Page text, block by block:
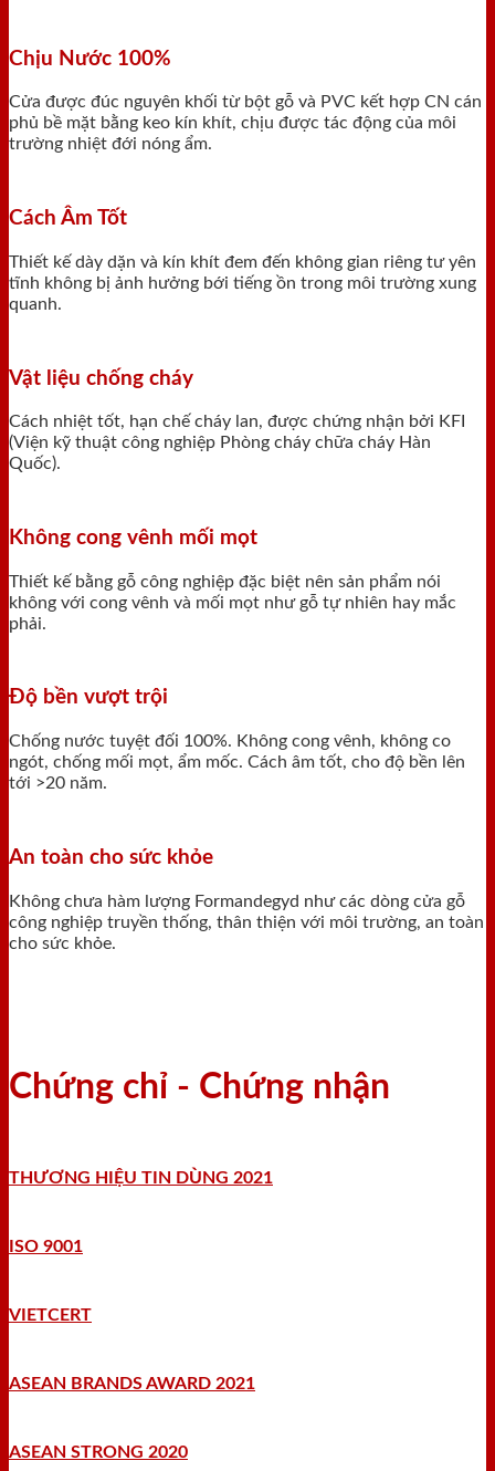
Chịu Nước 100%
Cửa được đúc nguyên khối từ bột gỗ và PVC kết hợp CN cán
phủ bề mặt bằng keo kín khít, chịu được tác động của môi
trường nhiệt đới nóng ẩm.
Cách Âm Tốt
Thiết kế dày dặn và kín khít đem đến không gian riêng tư yên
tĩnh không bị ảnh hưởng bới tiếng ồn trong môi trường xung
quanh.
Vật liệu chống cháy
Cách nhiệt tốt, hạn chế cháy lan, được chứng nhận bởi KFI
(Viện kỹ thuật công nghiệp Phòng cháy chữa cháy Hàn
Quốc).
Không cong vênh mối mọt
Thiết kế bằng gỗ công nghiệp đặc biệt nên sản phẩm nói
không với cong vênh và mối mọt như gỗ tự nhiên hay mắc
phải.
Độ bền vượt trội
Chống nước tuyệt đối 100%. Không cong vênh, không co
ngót, chống mối mọt, ẩm mốc. Cách âm tốt, cho độ bền lên
tới >20 năm.
An toàn cho sức khỏe
Không chưa hàm lượng Formandegyd như các dòng cửa gỗ
công nghiệp truyền thống, thân thiện với môi trường, an toàn
cho sức khỏe.
Chứng chỉ - Chứng nhận
THƯƠNG HIỆU TIN DÙNG 2021
ISO 9001
VIETCERT
ASEAN BRANDS AWARD 2021
ASEAN STRONG 2020